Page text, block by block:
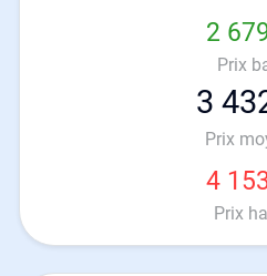
2
Prix
3
Prix
4
Prix